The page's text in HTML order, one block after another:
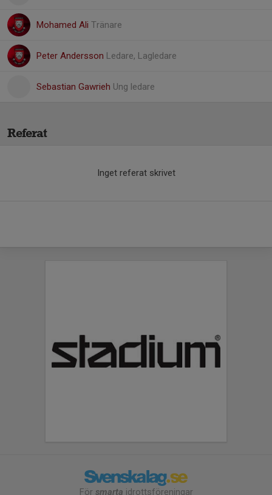
Mohamed Ali Tränare
Peter Andersson Ledare, Lagledare
Sebastian Gawrieh Ung ledare
Referat
Inget referat skrivet
För smarta idrottsföreningar